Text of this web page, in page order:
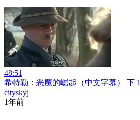
48:51
希特勒：恶魔的崛起（中文字幕） 下 1
cityskyj
1年前